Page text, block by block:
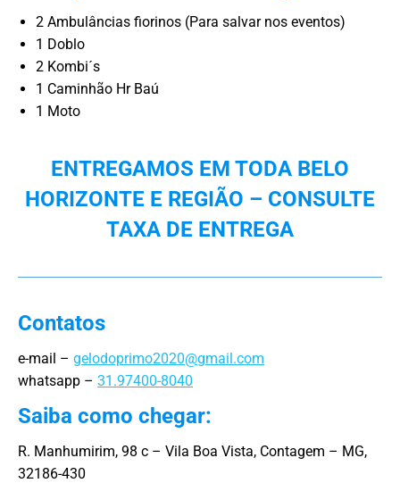
2 Ambulâncias fiorinos (Para salvar nos eventos)
1 Doblo
2 Kombi´s
1 Caminhão Hr Baú
1 Moto
ENTREGAMOS EM TODA BELO
HORIZONTE E REGIÃO – CONSULTE
TAXA DE ENTREGA
Contatos
e-mail – gelodoprimo2020@gmail.com
whatsapp – 31.97400-8040
Saiba como chegar:
R. Manhumirim, 98 c – Vila Boa Vista, Contagem – MG,
32186-430